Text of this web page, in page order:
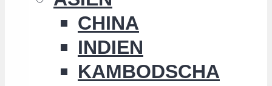
CHINA
INDIEN
KAMBODSCHA